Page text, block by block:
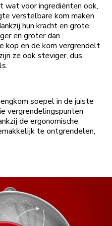
wat voor ingrediënten ook,
verstelbare kom maken
hun kracht en grote
en groter dan
kop en de kom vergrendelt
ze ook steviger, dus
soepel in de juiste
vergrendelingspunten
de ergonomische
te ontgrendelen,